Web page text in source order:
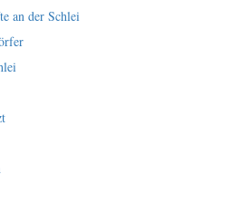
an der Schlei